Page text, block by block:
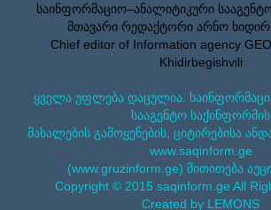
საინფორმაციო–ანალიტიკური
მთავარი რედაქტორი არნო
Chief editor of Information agency
Khidirbegishvili
ყველა უფლება დაცულია.
სააგენტო საქინფორმის
მასალების გამოყენების, ციტირებისა
www.saqinform.ge
(www.gruzinform.ge) მითითება
Copyright © 2015 saqinform.ge All
Created by LEMONS